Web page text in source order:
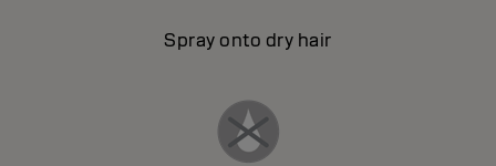
Spray onto dry hair